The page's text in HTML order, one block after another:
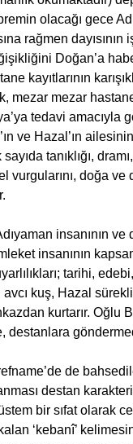
olacağı gece
rağmen
Doğan’a
kayıtlarının
mezar mezar
tedavi amacıyla
ve Hazal’ın
tanıklığı,
vurgularını, doğa ve
insanının ve
insanının
tarihi,
avcı kuş, Hazal
kurtarır. Oğlu
destanlara
de
destan
bir sıfat olarak
‘kebanî’